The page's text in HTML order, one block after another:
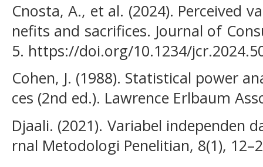
Cnosta, A., et al. (2024). Perceived
nefits and sacrifices. Journal of
5. https://doi.org/10.1234/
Cohen, J. (1988). Statistical power
ces (2nd ed.). Lawrence Erlbaum
Djaali. (2021). Variabel independen
rnal Metodologi Penelitian, 8(1),